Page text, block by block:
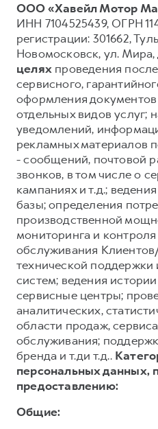
ООО «Хавейл Мотор
ИНН 7104525439, ОГРН
регистрации: 301662,
Новомосковск, ул. Мира,
целях проведения
сервисного,
оформления документов
отдельных видов услуг;
уведомлений,
рекламных материалов
- сообщений, почтовой
звонков, в том числе о
кампаниях и т.д.;
базы; определения
производственной
мониторинга и
обслуживания
технической
систем; ведения
сервисные центры;
аналитических,
области продаж,
обслуживания;
бренда и т.ди т.д..
персональных данных,
предоставлению:
Общие: